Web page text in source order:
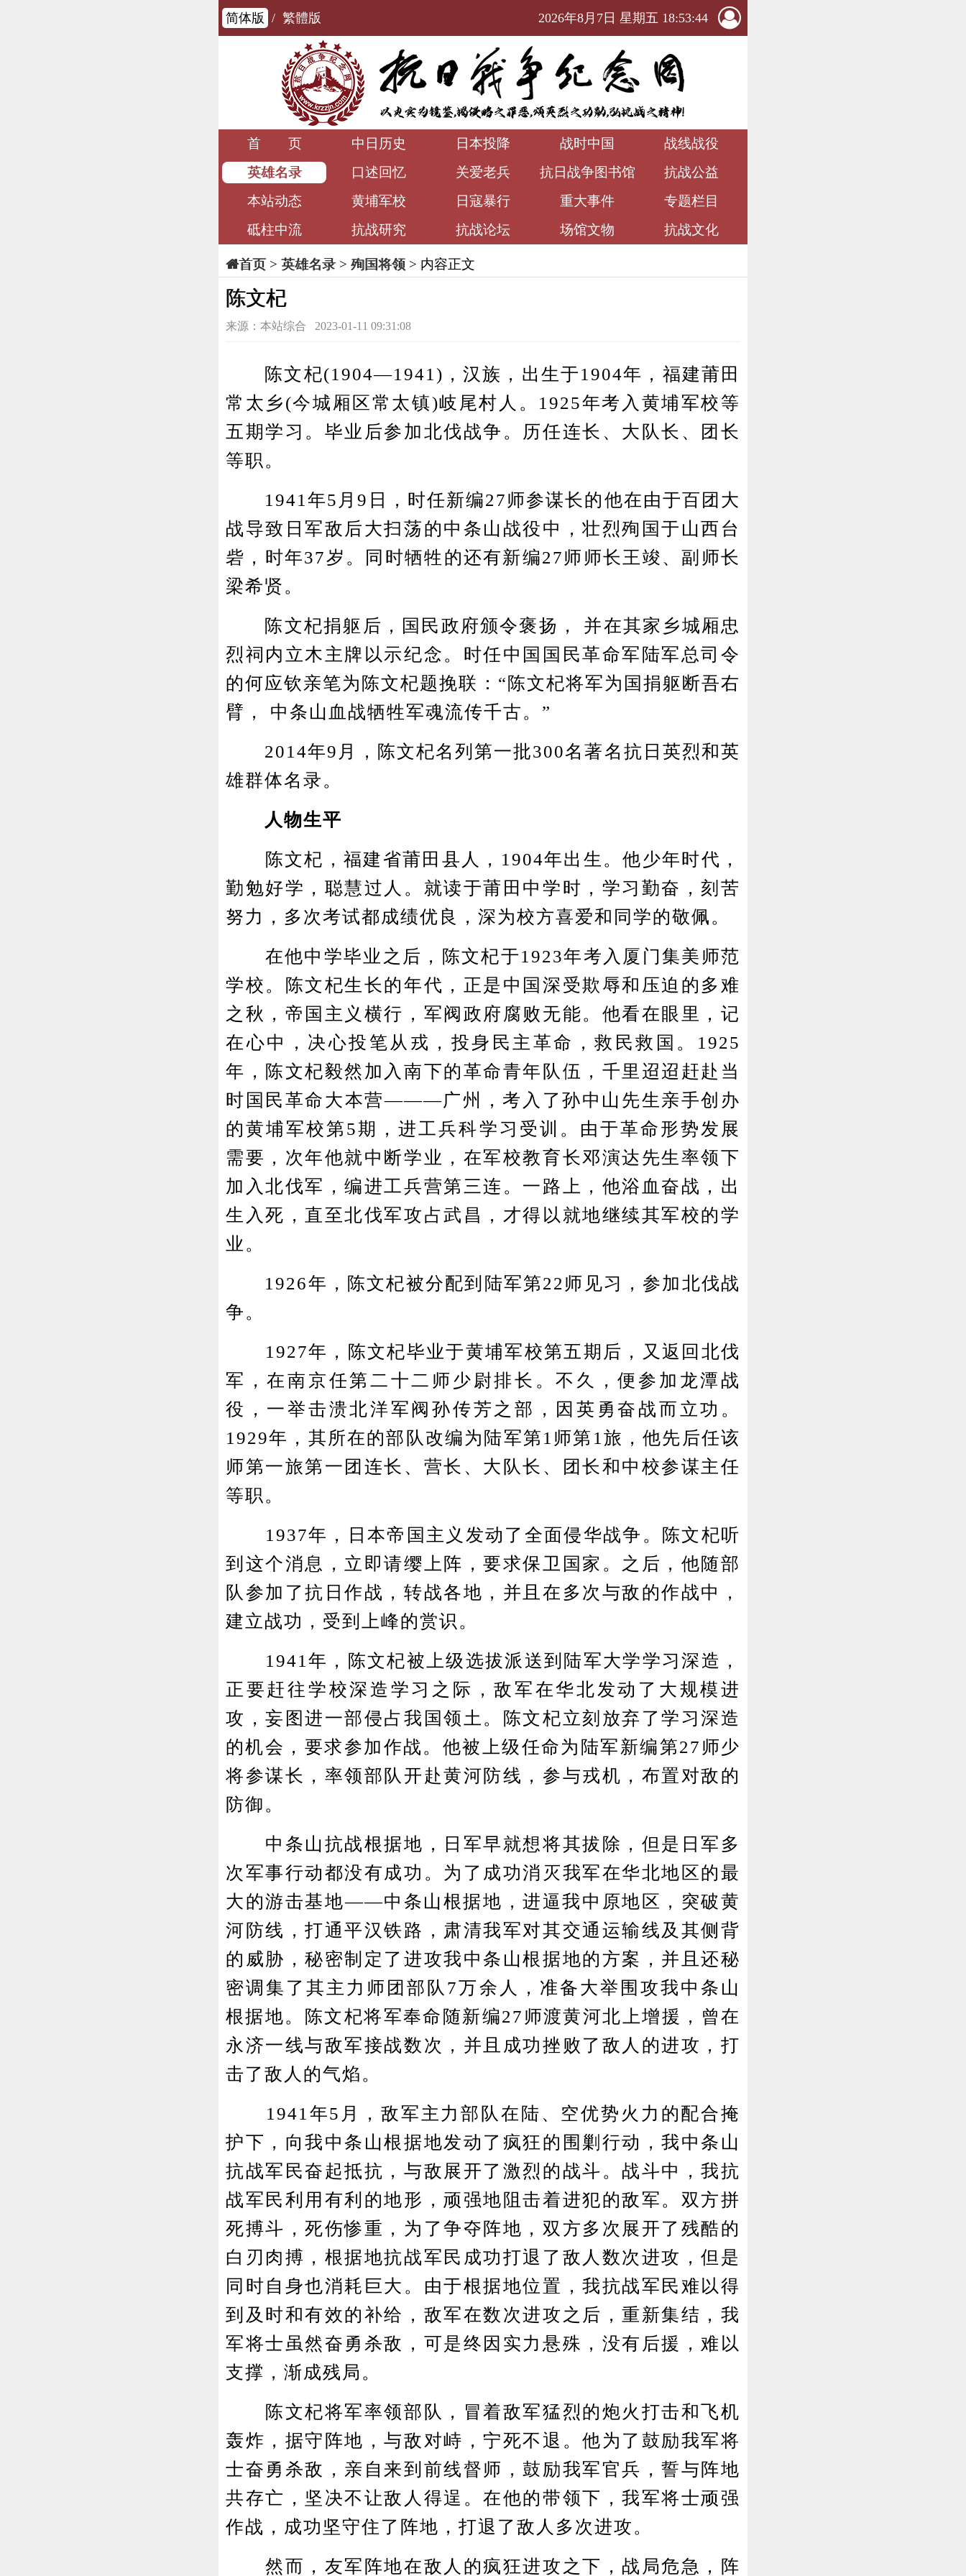
简体版 / 繁體版 2026年8月7日 星期五 18:53:45
首 页 中日历史 日本投降 战时中国
战线战役
英雄名录
口述回忆 关爱老兵 抗日战争图书馆
抗战公益
本站动态
黄埔军校 日寇暴行 重大事件
专题栏目
砥柱中流
抗战研究 抗战论坛 场馆文物 抗战文化
首页> 英雄名录> 殉国将领 > 内容正文
陈文杞
来源：本站综合 2023-01-11 09:31:08
陈文杞(1904—1941)，汉族，出生于1904年，福建莆田
常太乡(今城厢区常太镇)岐尾村人。1925年考入黄埔军校等
五期学习。毕业后参加北伐战争。历任连长、大队长、团长
等职。
1941年5月9日，时任新编27师参谋长的他在由于百团大
战导致日军敌后大扫荡的中条山战役中，壮烈殉国于山西台
砦，时年37岁。同时牺牲的还有新编27师师长王竣、副师长
梁希贤。
陈文杞捐躯后，国民政府颁令褒扬， 并在其家乡城厢忠
烈祠内立木主牌以示纪念。时任中国国民革命军陆军总司令
的何应钦亲笔为陈文杞题挽联：“陈文杞将军为国捐躯断吾右
臂， 中条山血战牺牲军魂流传千古。”
2014年9月，陈文杞名列第一批300名著名抗日英烈和英
雄群体名录。
人物生平
陈文杞，福建省莆田县人，1904年出生。他少年时代，
勤勉好学，聪慧过人。就读于莆田中学时，学习勤奋，刻苦
努力，多次考试都成绩优良，深为校方喜爱和同学的敬佩。
在他中学毕业之后，陈文杞于1923年考入厦门集美师范
学校。陈文杞生长的年代，正是中国深受欺辱和压迫的多难
之秋，帝国主义横行，军阀政府腐败无能。他看在眼里，记
在心中，决心投笔从戎，投身民主革命，救民救国。1925
年，陈文杞毅然加入南下的革命青年队伍，千里迢迢赶赴当
时国民革命大本营———广州，考入了孙中山先生亲手创办
的黄埔军校第5期，进工兵科学习受训。由于革命形势发展
需要，次年他就中断学业，在军校教育长邓演达先生率领下
加入北伐军，编进工兵营第三连。一路上，他浴血奋战，出
生入死，直至北伐军攻占武昌，才得以就地继续其军校的学
业。
1926年，陈文杞被分配到陆军第22师见习，参加北伐战
争。
1927年，陈文杞毕业于黄埔军校第五期后，又返回北伐
军，在南京任第二十二师少尉排长。不久，便参加龙潭战
役，一举击溃北洋军阀孙传芳之部，因英勇奋战而立功。
1929年，其所在的部队改编为陆军第1师第1旅，他先后任该
师第一旅第一团连长、营长、大队长、团长和中校参谋主任
等职。
1937年，日本帝国主义发动了全面侵华战争。陈文杞听
到这个消息，立即请缨上阵，要求保卫国家。之后，他随部
队参加了抗日作战，转战各地，并且在多次与敌的作战中，
建立战功，受到上峰的赏识。
1941年，陈文杞被上级选拔派送到陆军大学学习深造，
正要赶往学校深造学习之际，敌军在华北发动了大规模进
攻，妄图进一部侵占我国领土。陈文杞立刻放弃了学习深造
的机会，要求参加作战。他被上级任命为陆军新编第27师少
将参谋长，率领部队开赴黄河防线，参与戎机，布置对敌的
防御。
中条山抗战根据地，日军早就想将其拔除，但是日军多
次军事行动都没有成功。为了成功消灭我军在华北地区的最
大的游击基地——中条山根据地，进逼我中原地区，突破黄
河防线，打通平汉铁路，肃清我军对其交通运输线及其侧背
的威胁，秘密制定了进攻我中条山根据地的方案，并且还秘
密调集了其主力师团部队7万余人，准备大举围攻我中条山
根据地。陈文杞将军奉命随新编27师渡黄河北上增援，曾在
永济一线与敌军接战数次，并且成功挫败了敌人的进攻，打
击了敌人的气焰。
1941年5月，敌军主力部队在陆、空优势火力的配合掩
护下，向我中条山根据地发动了疯狂的围剿行动，我中条山
抗战军民奋起抵抗，与敌展开了激烈的战斗。战斗中，我抗
战军民利用有利的地形，顽强地阻击着进犯的敌军。双方拼
死搏斗，死伤惨重，为了争夺阵地，双方多次展开了残酷的
白刃肉搏，根据地抗战军民成功打退了敌人数次进攻，但是
同时自身也消耗巨大。由于根据地位置，我抗战军民难以得
到及时和有效的补给，敌军在数次进攻之后，重新集结，我
军将士虽然奋勇杀敌，可是终因实力悬殊，没有后援，难以
支撑，渐成残局。
陈文杞将军率领部队，冒着敌军猛烈的炮火打击和飞机
轰炸，据守阵地，与敌对峙，宁死不退。他为了鼓励我军将
士奋勇杀敌，亲自来到前线督师，鼓励我军官兵，誓与阵地
共存亡，坚决不让敌人得逞。在他的带领下，我军将士顽强
作战，成功坚守住了阵地，打退了敌人多次进攻。
然而，友军阵地在敌人的疯狂进攻之下，战局危急，阵